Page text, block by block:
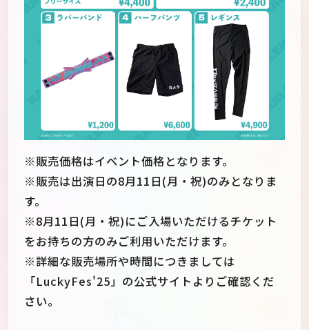
※販売価格はイベント価格となります。
※販売は出演日の8月11日(月・祝)のみとなりま
す。
※8月11日(月・祝)にご入場いただけるチケット
をお持ちの方のみご利用いただけます。
※詳細な販売場所や時間につきましては
「LuckyFes'25」の公式サイトよりご確認くだ
さい。